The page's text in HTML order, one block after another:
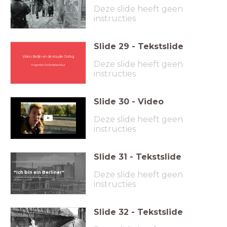
Deze slide heeft geen
instructies
Video: Berlijn en de Koude Oorlog
Fragment: De Berlijnse Muur
Slide 29 - Tekstslide
Deze slide heeft geen
instructies
Slide 30 - Video
Deze slide heeft geen
instructies
"Ich bin ein Berliner"
Toespraak van Kennedy tijdens zijn bezoek
aan Berlijn in juni 1962
Slide 31 - Tekstslide
Deze slide heeft geen
instructies
Slide 32 - Tekstslide